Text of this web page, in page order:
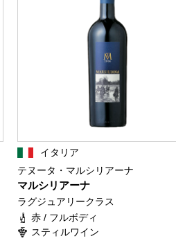
イタリア
テヌータ・マルシリアーナ
マルシリアーナ
ラグジュアリークラス
赤 / フルボディ
スティルワイン